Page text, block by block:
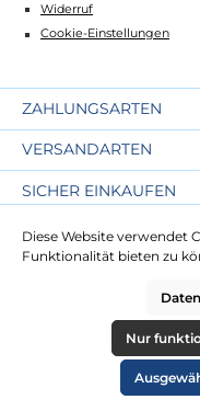
Widerruf
Cookie-Einstellungen
ZAHLUNGSARTEN
VERSANDARTEN
SICHER EINKAUFEN
ÜBER UNS
Alle Preise inkl. gesetzl.
© 2026 Die
Diese Website verwendet
Funktionalität bieten zu
Nur